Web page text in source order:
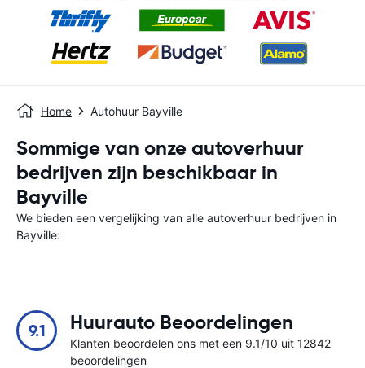
Home Autohuur Bayville
Sommige van onze autoverhuur
bedrijven zijn beschikbaar in
Bayville
We bieden een vergelijking van alle autoverhuur bedrijven in
Bayville:
9.1 Huurauto Beoordelingen
Klanten beoordelen ons met een 9.1/10 uit 12842
beoordelingen